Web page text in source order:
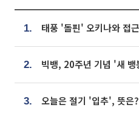
1.
2.
3. 오늘은 절기 '입추', 뜻은?